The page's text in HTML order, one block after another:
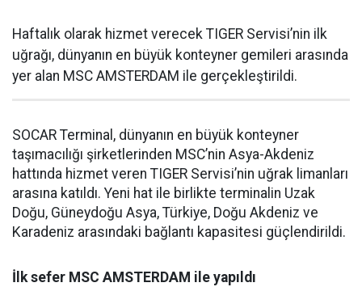
Haftalık olarak hizmet verecek TIGER Servisi’nin ilk
uğrağı, dünyanın en büyük konteyner gemileri arasında
yer alan MSC AMSTERDAM ile gerçekleştirildi.
SOCAR Terminal, dünyanın en büyük konteyner
taşımacılığı şirketlerinden MSC’nin Asya-Akdeniz
hattında hizmet veren TIGER Servisi’nin uğrak limanları
arasına katıldı. Yeni hat ile birlikte terminalin Uzak
Doğu, Güneydoğu Asya, Türkiye, Doğu Akdeniz ve
Karadeniz arasındaki bağlantı kapasitesi güçlendirildi.
İlk sefer MSC AMSTERDAM ile yapıldı